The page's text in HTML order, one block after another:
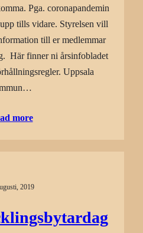
Pga. coronapandemin
tills vidare. Styrelsen vill
till er medlemmar
Här finner ni årsinfobladet
Uppsala
more
2019